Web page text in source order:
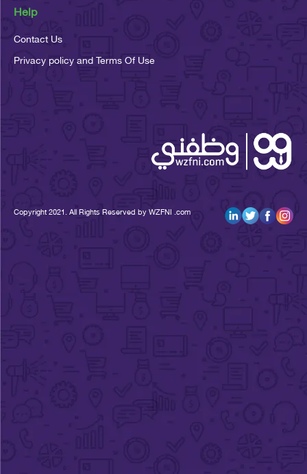
Help
Contact Us
Privacy policy and Terms Of Use
Copyright 2021. All Rights Reserved by WZFNI .com